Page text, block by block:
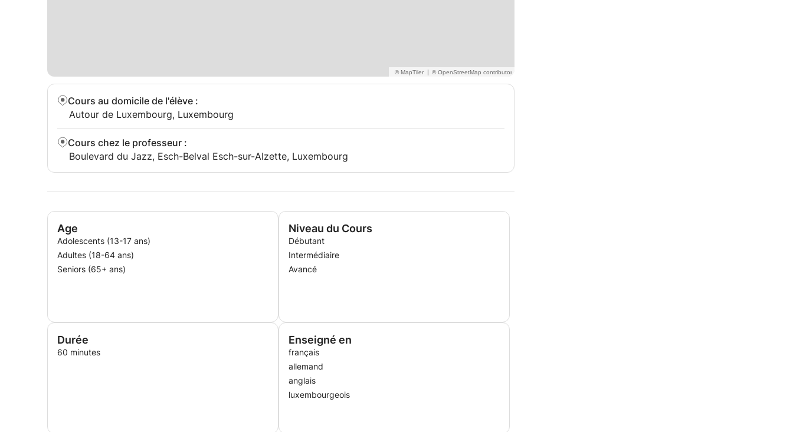
|
Cours au domicile de l'élève :
Autour de Luxembourg, Luxembourg
Cours chez le professeur :
Boulevard du Jazz, Esch-Belval Esch-sur-Alzette, Luxembourg
Age
Adolescents (13-17 ans)
Adultes (18-64 ans)
Seniors (65+ ans)
Niveau du Cours
Débutant
Intermédiaire
Avancé
Durée
60 minutes
Enseigné en
français
allemand
anglais
luxembourgeois